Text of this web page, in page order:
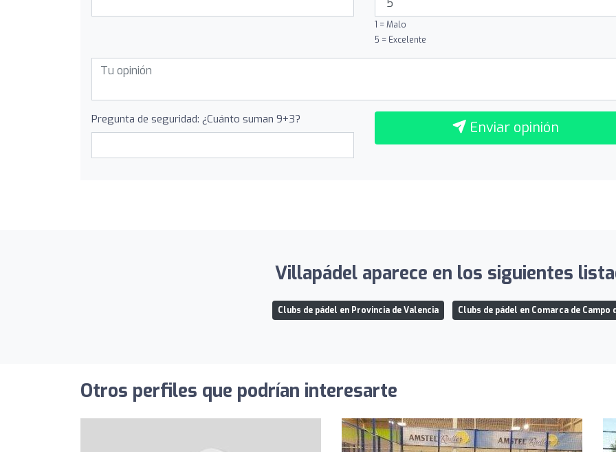
1 = Malo
5 = Excelente
Pregunta de seguridad: ¿Cuánto suman 9+3? Enviar opinión
Villapádel aparece en los siguientes
Clubs de pádel en Provincia de Valencia Clubs de pádel en Comarca de Campo
Otros perfiles que podrían interesarte